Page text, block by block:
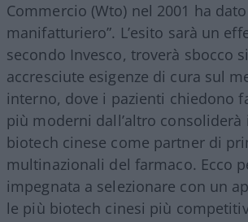
Commercio (Wto) nel 2001 ha
manifatturiero”. L’esito sarà un
secondo Invesco, troverà sbocco
accresciute esigenze di cura sul
interno, dove i pazienti chiedono
più moderni dall’altro
biotech cinese come partner di
multinazionali del farmaco. Ecco
impegnata a selezionare con un
le più biotech cinesi più